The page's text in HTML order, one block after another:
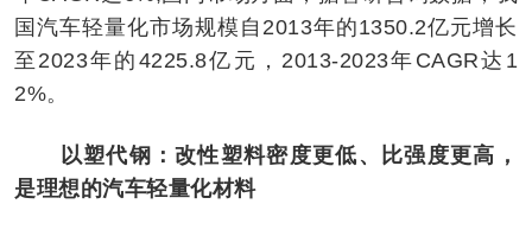
国汽车轻量化市场规模自2013年的1350.2亿元增长
至2023年的4225.8亿元，2013-2023年CAGR达1
2%。
以塑代钢：改性塑料密度更低、比强度更高，
是理想的汽车轻量化材料